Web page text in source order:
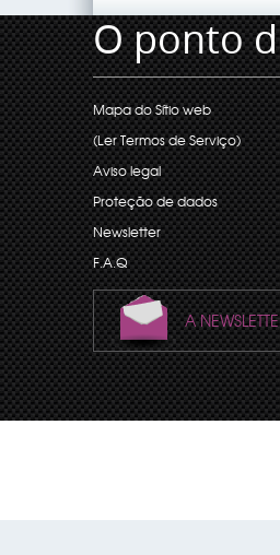
O ponto
Mapa do Sítio web
(Ler Termos de Serviço)
Aviso legal
Proteção de dados
Newsletter
F.A.Q
A